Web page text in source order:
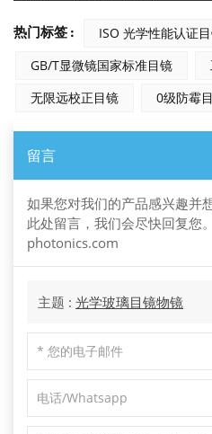
热门标签 :
ISO 光学性能认证
GB/T显微镜国家标准目镜
无限远校正目镜
0级防霉
留言
如果您对我们的产品感兴趣并
此处留言，我们会尽快回复您
photonics.com
主题 : 光学玻璃目镜物镜